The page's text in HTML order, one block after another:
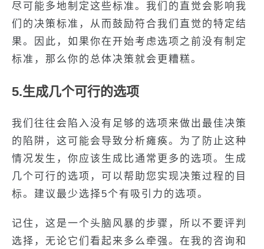
尽可能多地制定这些标准。我们的直觉会影响我
们的决策标准，从而鼓励符合我们直觉的特定结
果。因此，如果你在开始考虑选项之前没有制定
标准，那么你的总体决策就会更糟糕。
5.生成几个可行的选项
我们往往会陷入没有足够的选项来做出最佳决策
的陷阱，这可能会导致分析瘫痪。为了防止这种
情况发生，你应该生成比通常更多的选项。生成
几个可行的选项，可以帮助您实现决策过程的目
标。建议最少选择5个有吸引力的选项。
记住，这是一个头脑风暴的步骤，所以不要评判
选择，无论它们看起来多么牵强。在我的咨询和